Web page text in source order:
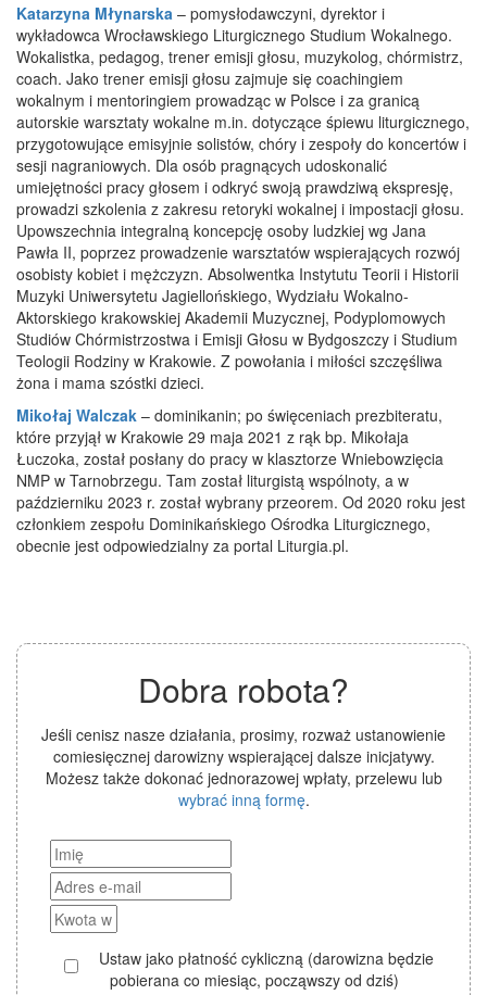
Katarzyna Młynarska – pomysłodawczyni, dyrektor i
wykładowca Wrocławskiego Liturgicznego Studium Wokalnego.
Wokalistka, pedagog, trener emisji głosu, muzykolog, chórmistrz,
coach. Jako trener emisji głosu zajmuje się coachingiem
wokalnym i mentoringiem prowadząc w Polsce i za granicą
autorskie warsztaty wokalne m.in. dotyczące śpiewu liturgicznego,
przygotowujące emisyjnie solistów, chóry i zespoły do koncertów i
sesji nagraniowych. Dla osób pragnących udoskonalić
umiejętności pracy głosem i odkryć swoją prawdziwą ekspresję,
prowadzi szkolenia z zakresu retoryki wokalnej i impostacji głosu.
Upowszechnia integralną koncepcję osoby ludzkiej wg Jana
Pawła II, poprzez prowadzenie warsztatów wspierających rozwój
osobisty kobiet i mężczyzn. Absolwentka Instytutu Teorii i Historii
Muzyki Uniwersytetu Jagiellońskiego, Wydziału Wokalno-
Aktorskiego krakowskiej Akademii Muzycznej, Podyplomowych
Studiów Chórmistrzostwa i Emisji Głosu w Bydgoszczy i Studium
Teologii Rodziny w Krakowie. Z powołania i miłości szczęśliwa
żona i mama szóstki dzieci.
Mikołaj Walczak – dominikanin; po święceniach prezbiteratu,
które przyjął w Krakowie 29 maja 2021 z rąk bp. Mikołaja
Łuczoka, został posłany do pracy w klasztorze Wniebowzięcia
NMP w Tarnobrzegu. Tam został liturgistą wspólnoty, a w
październiku 2023 r. został wybrany przeorem. Od 2020 roku jest
członkiem zespołu Dominikańskiego Ośrodka Liturgicznego,
obecnie jest odpowiedzialny za portal Liturgia.pl.
Dobra robota?
Jeśli cenisz nasze działania, prosimy, rozważ ustanowienie
comiesięcznej darowizny wspierającej dalsze inicjatywy.
Możesz także dokonać jednorazowej wpłaty, przelewu lub
wybrać inną formę.
Ustaw jako płatność cykliczną (darowizna będzie
pobierana co miesiąc, począwszy od dziś)